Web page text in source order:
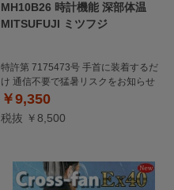
MH10B26 時計機能 深部体温
MITSUFUJI ミツフジ
特許第 7175473号 手首に装着するだ
け 通信不要で猛暑リスクをお知らせ
￥9,350
税抜 ￥8,500